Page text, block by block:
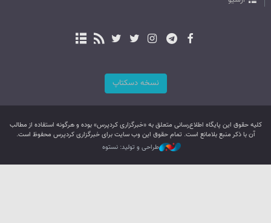
نسخه دسکتاپ
کليه حقوق اين پایگاه اطلاع‌رسانی متعلق به «خبرگزاری کردپرس» بوده و هرگونه استفاده از مطالب
آن با ذکر منبع بلامانع است. تمام حقوق این وب سایت برای خبرگزاری کردپرس محفوظ است.
طراحی و تولید: نستوه